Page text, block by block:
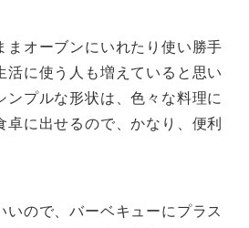
まオーブンにいれたり使い勝手
活に使う人も増えていると思い
ンプルな形状は、色々な料理に
卓に出せるので、かなり、便利
いので、バーベキューにプラス